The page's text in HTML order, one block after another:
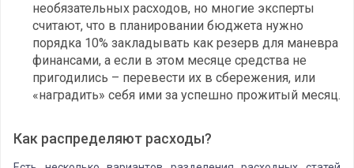
необязательных расходов, но многие эксперты
считают, что в планировании бюджета нужно
порядка 10% закладывать как резерв для маневра
финансами, а если в этом месяце средства не
пригодились – перевести их в сбережения, или
«наградить» себя ими за успешно прожитый месяц.
Как распределяют расходы?